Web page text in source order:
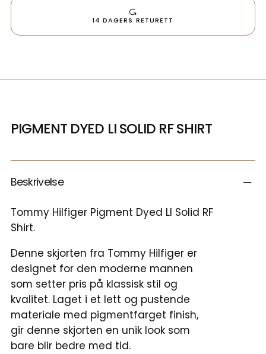
14 DAGERS RETURETT
PIGMENT DYED LI SOLID RF SHIRT
Beskrivelse
Tommy Hilfiger Pigment Dyed LI Solid RF
Shirt.
Denne skjorten fra Tommy Hilfiger er
designet for den moderne mannen
som setter pris på klassisk stil og
kvalitet. Laget i et lett og pustende
materiale med pigmentfarget finish,
gir denne skjorten en unik look som
bare blir bedre med tid.